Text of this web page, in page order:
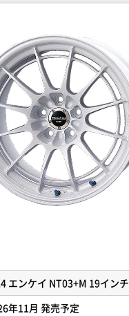
エンケイ NT03+M 19インチ
年11月 発売予定